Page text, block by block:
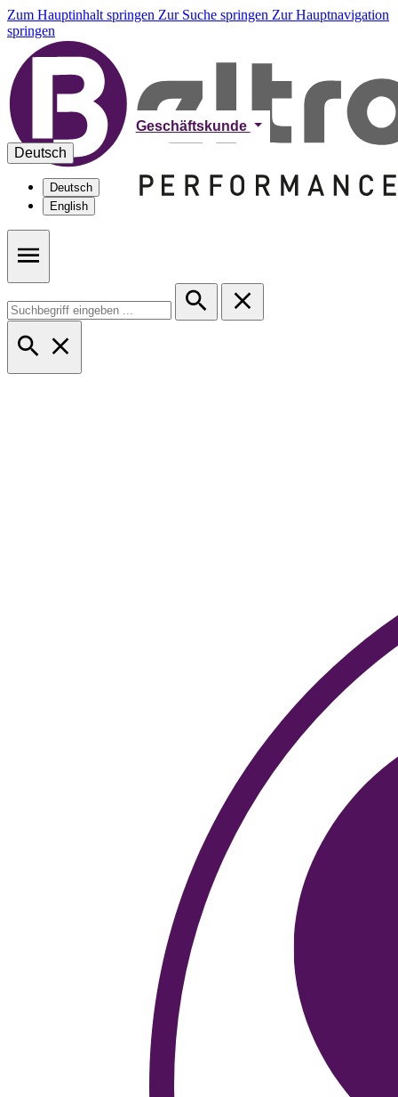
Zum Hauptinhalt springen Zur Suche springen Zur Hauptnavigation
springen
Geschäftskunde
Deutsch
Deutsch
English